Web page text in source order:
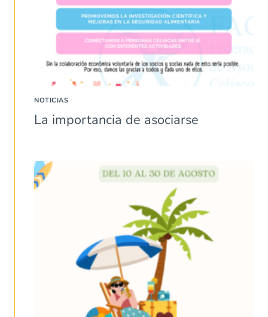
NOTICIAS
La importancia de asociarse